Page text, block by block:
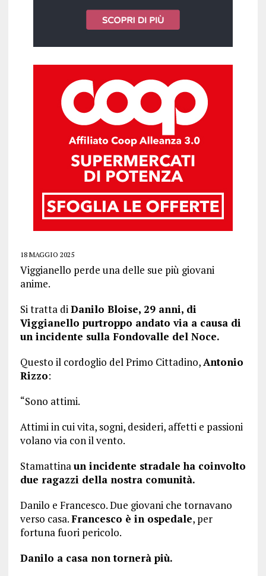
18 MAGGIO 2025
Viggianello perde una delle sue più giovani
anime.
Si tratta diDanilo Bloise, 29 anni, di
Viggianello purtroppo andato via a causa di
un incidente sulla Fondovalle del Noce.
Questo il cordoglio del Primo Cittadino,Antonio
Rizzo:
“Sono attimi.
Attimi in cui vita, sogni, desideri, affetti e passioni
volano via con il vento.
Stamattinaun incidente stradale ha coinvolto
due ragazzi della nostra comunità.
Danilo e Francesco. Due giovani che tornavano
verso casa.Francesco è in ospedale, per
fortuna fuori pericolo.
Danilo a casa non tornerà più.